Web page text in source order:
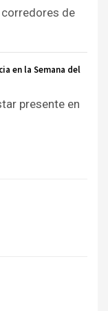
de
en la Semana del
presente en